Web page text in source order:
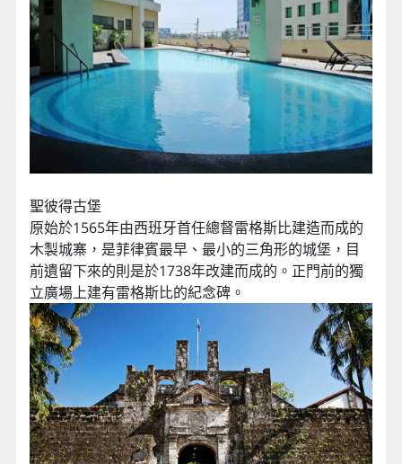
聖彼得古堡
原始於1565年由西班牙首任總督雷格斯比建造而成的
木製城寨，是菲律賓最早、最小的三角形的城堡，目
前遺留下來的則是於1738年改建而成的。正門前的獨
立廣場上建有雷格斯比的紀念碑。